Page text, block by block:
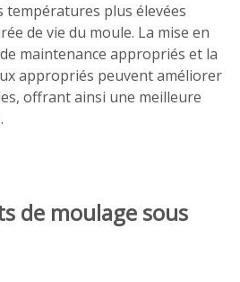
plus élevées
de vie du moule. La mise en
maintenance appropriés et la
appropriés peuvent améliorer
offrant ainsi une meilleure
de moulage sous